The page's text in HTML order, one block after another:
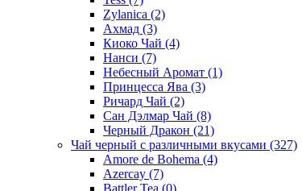
Zylanica (2)
Ахмад (3)
Киоко Чай (4)
Нанси (7)
Небесный Аромат (1)
Принцесса Ява (3)
Ричард Чай (2)
Сан Дэлмар Чай (8)
Черный Дракон (21)
Чай черный с различными вкусами (327)
Amore de Bohema (4)
Azercay (7)
Battler Tea (0)